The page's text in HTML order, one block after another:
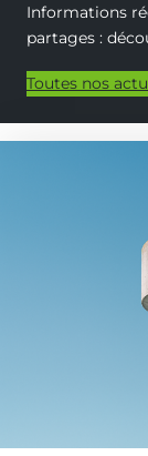
Informations
partages :
Toutes nos